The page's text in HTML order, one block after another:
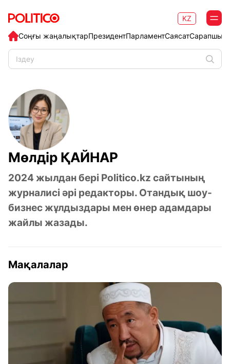
Соңғы жаңалықтарПрезидентПарламентСаясат
KZ
Мөлдір ҚАЙНАР
2024 жылдан бері Politico.kz сайтының
журналисі әрі редакторы. Отандық шоу-
бизнес жұлдыздары мен өнер адамдары
жайлы жазады.
Мақалалар